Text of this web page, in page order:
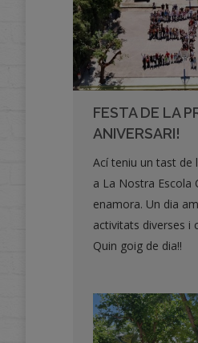
FESTA DE LA
ANIVERSARI!
Ací teniu un tast de
a La Nostra Escola
enamora. Un dia
activitats diverses i
Quin goig de dia!!